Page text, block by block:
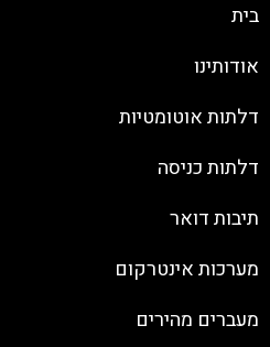
בית
אודותינו
דלתות אוטומטיות
דלתות כניסה
תיבות דואר
מערכות אינטרקום
מעברים מהירים